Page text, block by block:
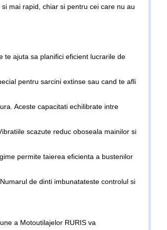
mai rapid, chiar si pentru cei care nu au
te ajuta sa planifici eficient lucrarile de
pentru sarcini extinse sau cand te afli
Aceste capacitati echilibrate intre
scazute reduc oboseala mainilor si
permite taierea eficienta a bustenilor
de dinti imbunatateste controlul si
a Motoutilajelor RURIS va